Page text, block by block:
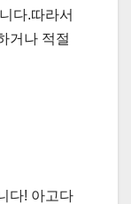
다.따라서
거나 적절
다! 아고다